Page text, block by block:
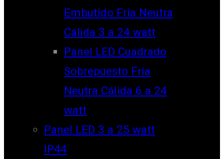
Embutido Fría Neutra
Cálida 3 a 24 watt
Panel LED Cuadrado
Sobrepuesto Fría
Neutra Cálida 6 a 24
watt
Panel LED 3 a 25 watt
IP44